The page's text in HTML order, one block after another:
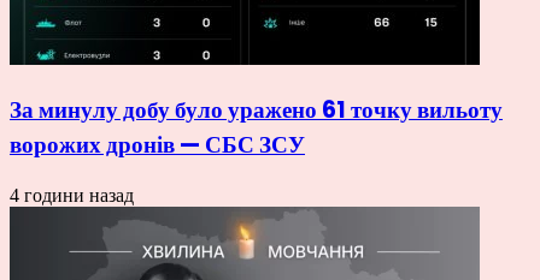
За минулу добу було уражено 61 точку вильоту
ворожих дронів — СБС ЗСУ
4 години назад